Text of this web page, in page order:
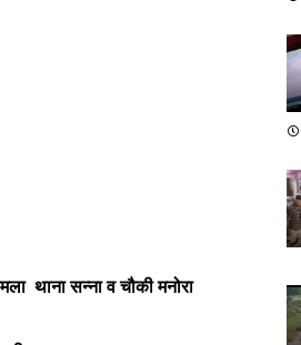
थाना सन्ना व चौकी मनोरा